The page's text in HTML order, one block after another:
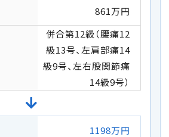
861万円
併合第12級（腰痛12
級13号、左肩部痛14
級9号、左右股関節痛
14級9号）
1198万円